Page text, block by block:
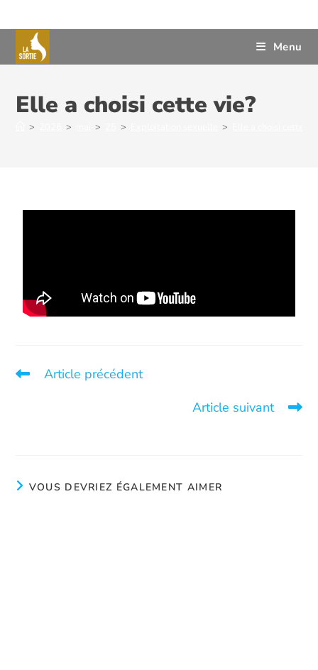
Menu
Elle a choisi cette vie?
> > > > >
Article précédent
Article suivant
VOUS DEVRIEZ ÉGALEMENT AIMER